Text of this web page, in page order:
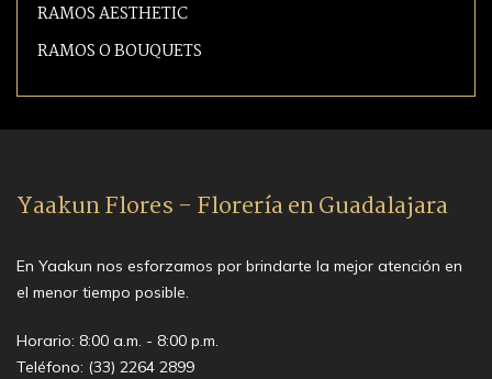
RAMOS AESTHETIC
RAMOS O BOUQUETS
Yaakun Flores - Florería en Guadalajara
En Yaakun nos esforzamos por brindarte la mejor atención en
el menor tiempo posible.
Horario: 8:00 a.m. - 8:00 p.m.
Teléfono: (33) 2264 2899